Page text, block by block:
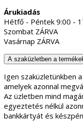
Árukiadás
Hétfő - Péntek 9:00 -
Szombat ZÁRVA
Vasárnap ZÁRVA
A szaküzletben a
Igen szaküzletünkben
amelyek azonnal
Az üzletben mind
egyeztetés nélkül
bankkártyát és